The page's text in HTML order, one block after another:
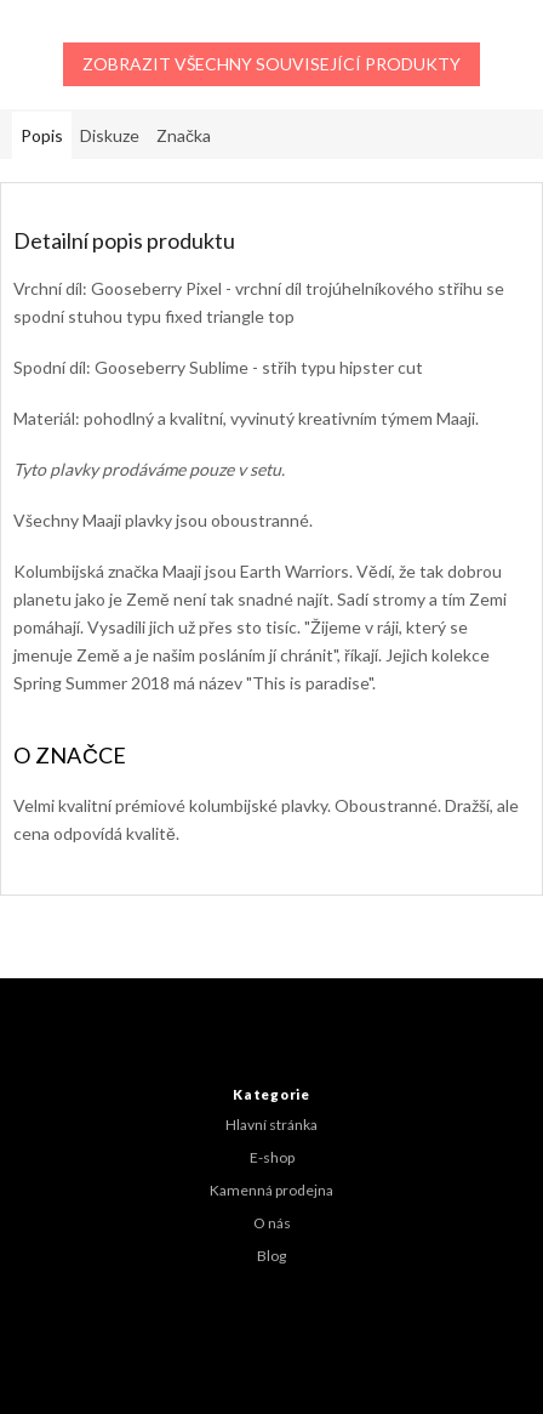
ZOBRAZIT VŠECHNY SOUVISEJÍCÍ PRODUKTY
Popis Diskuze Značka
Detailní popis produktu
Vrchní díl: Gooseberry Pixel - vrchní díl trojúhelníkového střihu se
spodní stuhou typu fixed triangle top
Spodní díl: Gooseberry Sublime - střih typu hipster cut
Materiál: pohodlný a kvalitní, vyvinutý kreativním týmem Maaji.
Tyto plavky prodáváme pouze v setu.
Všechny Maaji plavky jsou oboustranné.
Kolumbijská značka Maaji jsou Earth Warriors. Vědí, že tak dobrou
planetu jako je Země není tak snadné najít. Sadí stromy a tím Zemi
pomáhají. Vysadili jich už přes sto tisíc. "Žijeme v ráji, který se
jmenuje Země a je našim posláním jí chránit", říkají. Jejich kolekce
Spring Summer 2018 má název "This is paradise".
Velmi kvalitní prémiové kolumbijské plavky. Oboustranné. Dražší, ale
cena odpovídá kvalitě.
Kategorie
Hlavní stránka
E-shop
Kamenná prodejna
O nás
Blog